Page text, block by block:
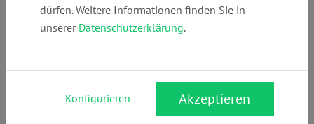
dürfen. Weitere Informationen finden Sie in
unserer Datenschutzerklärung.
Konfigurieren Akzeptieren